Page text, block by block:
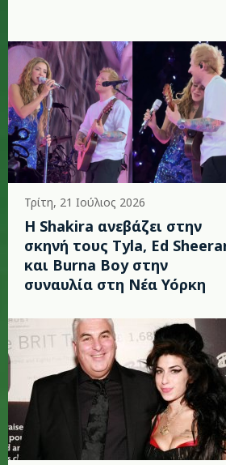
Τρίτη, 21 Ιούλιος 2026
Η Shakira ανεβάζει στην
σκηνή τους Tyla, Ed
και Burna Boy στην
συναυλία στη Νέα Υόρκη